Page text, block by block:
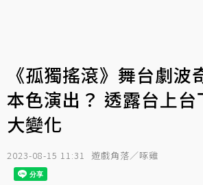
《孤獨搖滾》舞台劇波
本色演出？ 透露台上台
大變化
2023-08-15 11:31 遊戲角落／啄雞